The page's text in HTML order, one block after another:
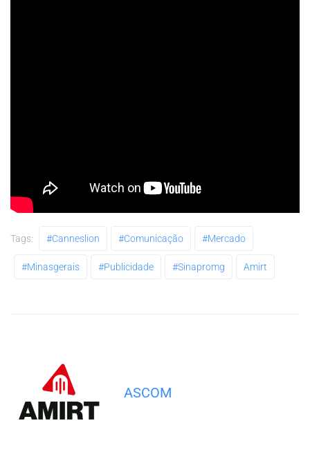
Tags: #canneslion #comunicação #mercado
#minasgerais #publicidade #sinapromg Amirt
ASCOM